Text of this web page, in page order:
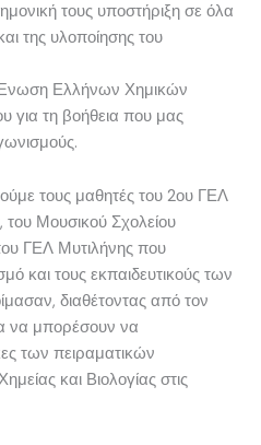
τους υποστήριξη σε όλα
της υλοποίησης του
Ένωση Ελλήνων Χημικών
για τη βοήθεια που μας
τους μαθητές του 2ου ΓΕΛ
Μουσικού Σχολείου
ΓΕΛ Μυτιλήνης που
και τους εκπαιδευτικούς των
διαθέτοντας από τον
να μπορέσουν να
των πειραματικών
και Βιολογίας στις